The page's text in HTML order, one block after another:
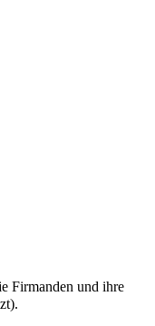
Firmanden und ihre